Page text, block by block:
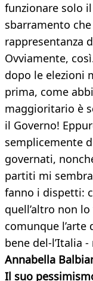
funzionare solo
sbarramento
rappresentanza
Ovviamente,
dopo le elezioni
prima, come
maggioritario è
il Governo!
semplicemente
governati,
partiti mi
fanno i dispetti:
quell’altro non
comunque
bene del-l’Italia
Annabella
Il suo